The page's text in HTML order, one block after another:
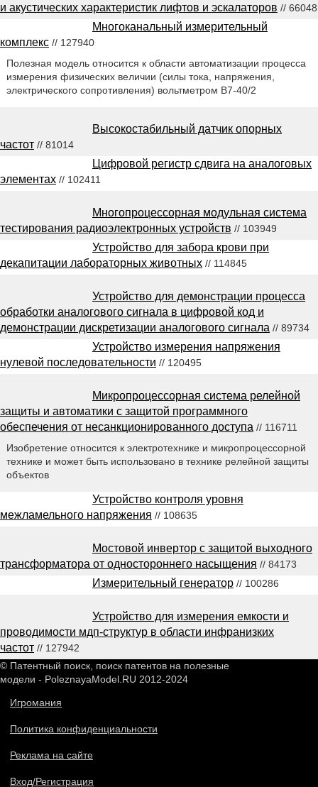
и акустических характеристик лифтов и эскалаторов // 66048
Многоканальный измерительный
комплекс // 127940
Полезная модель относится к области автоматизации процесса
измерения физических величии (силы тока, напряжения,
электрического сопротивления) вольтметром В7-40/2
Высокостабильный датчик опорных
частот // 81014
Цифровой регистр сдвига на аналоговых
элементах // 102411
Многопроцессорная модульная система
тестирования радиоэлектронных устройств // 103949
Устройство для забора крови при
декапитации лабораторных животных // 114845
Устройство для демонстрации процесса
обработки аналогового сигнала в цифровой код и
демонстрации дискретизации аналогового сигнала // 89734
Устройство измерения напряжения
нулевой последовательности // 120495
Микропроцессорная система релейной
защиты и автоматики с защитой программного
обеспечения от несанкционированного доступа // 116711
Изобретение относится к электротехнике и микропроцессорной
технике и может быть использовано в технике релейной защиты
объектов
Устройство контроля уровня
межламельного напряжения // 108635
Мостовой инвертор с защитой выходного
трансформатора от одностороннего насыщения // 84173
Измерительный генератор // 100286
Устройство для измерения емкости и
проводимости мдп-структур в области инфранизких
частот // 127942
© Патентный поиск, поиск патентов на полезные
модели - PoleznayaModel.RU 2012-2024
Игромания
Политика конфиденциальности
Реклама на сайте
Вход/Регистрация